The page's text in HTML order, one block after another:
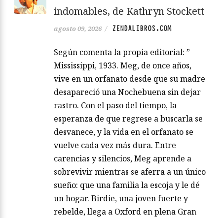
indomables, de Kathryn Stockett
agosto 09, 2026 / ZENDALIBROS.COM
Según comenta la propia editorial: ”
Mississippi, 1933. Meg, de once años,
vive en un orfanato desde que su madre
desapareció una Nochebuena sin dejar
rastro. Con el paso del tiempo, la
esperanza de que regrese a buscarla se
desvanece, y la vida en el orfanato se
vuelve cada vez más dura. Entre
carencias y silencios, Meg aprende a
sobrevivir mientras se aferra a un único
sueño: que una familia la escoja y le dé
un hogar. Birdie, una joven fuerte y
rebelde, llega a Oxford en plena Gran